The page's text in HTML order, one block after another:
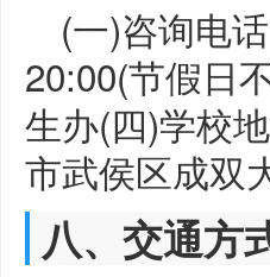
(一)咨询电
20:00(节假日
生办(四)学校
市武侯区成双
八、交通方